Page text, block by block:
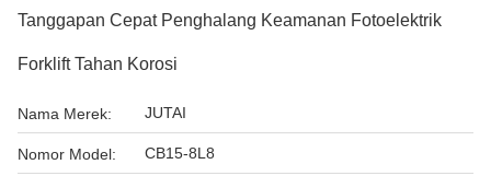
Tanggapan Cepat Penghalang Keamanan Fotoelektrik
Forklift Tahan Korosi
Nama Merek: JUTAI
Nomor Model: CB15-8L8